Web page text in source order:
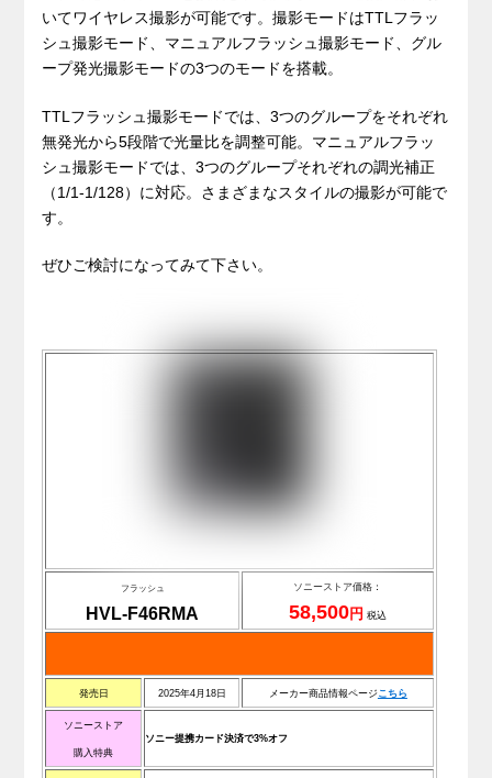
いてワイヤレス撮影が可能です。撮影モードはTTLフラッ
シュ撮影モード、マニュアルフラッシュ撮影モード、グル
ープ発光撮影モードの3つのモードを搭載。
TTLフラッシュ撮影モードでは、3つのグループをそれぞれ
無発光から5段階で光量比を調整可能。マニュアルフラッ
シュ撮影モードでは、3つのグループそれぞれの調光補正
（1/1-1/128）に対応。さまざまなスタイルの撮影が可能で
す。
ぜひご検討になってみて下さい。
フラッシュ
HVL-F46RMA
ソニーストア価格：
58,500円 税込
発売日 2025年4月18日 メーカー商品情報ページこちら
ソニーストア
購入特典
ソニー提携カード決済で3%オフ